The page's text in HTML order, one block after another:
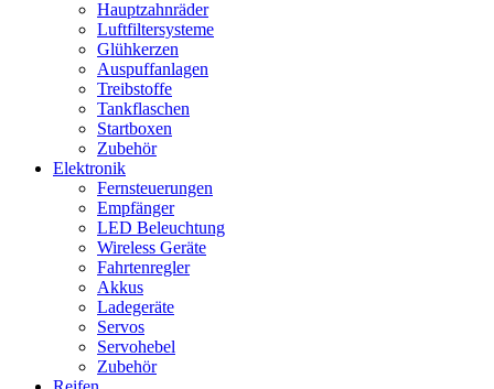
Hauptzahnräder
Luftfiltersysteme
Glühkerzen
Auspuffanlagen
Treibstoffe
Tankflaschen
Startboxen
Zubehör
Elektronik
Fernsteuerungen
Empfänger
LED Beleuchtung
Wireless Geräte
Fahrtenregler
Akkus
Ladegeräte
Servos
Servohebel
Zubehör